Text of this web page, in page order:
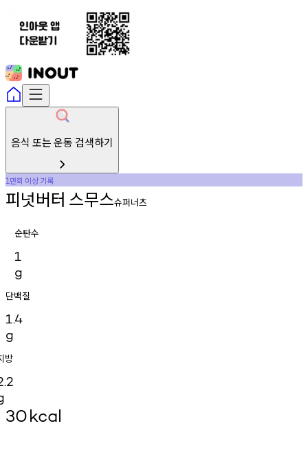
음식 또는 운동 검색하기
1만회 이상기록
피넛버터 스무스슈퍼너츠
순탄수
1
g
단백질
1.4
g
방
30kcal